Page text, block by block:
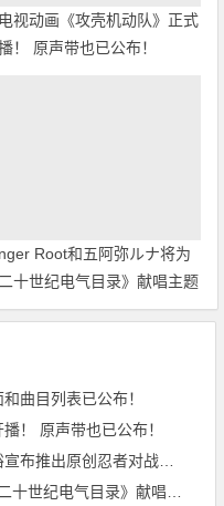
视动画《攻壳机动队》正式
！ 原声带也已公布！
Root和五阿弥ルナ将为
二十世纪电气目录》献唱主题
曲目列表已公布！
！ 原声带也已公布！
出原创忍者对战恐龙动画！
纪电气目录》献唱主题曲